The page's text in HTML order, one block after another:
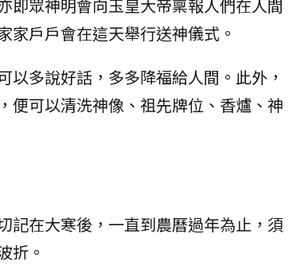
即眾神明會向玉皇大帝稟報人們在人間
家戶戶會在這天舉行送神儀式。
多說好話，多多降福給人間。此外，
便可以清洗神像、祖先牌位、香爐、神
記在大寒後，一直到農曆過年為止，須
折。